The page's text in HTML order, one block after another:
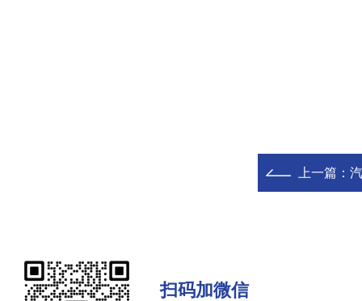
上一篇：
扫码加微信